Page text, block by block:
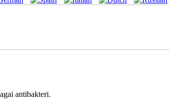
antibakteri.